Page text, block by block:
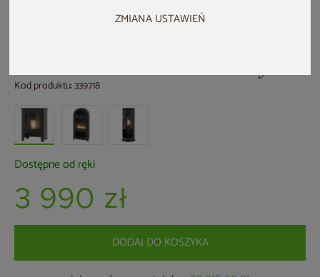
ZMIANA USTAWIEŃ
Biokominek Infire Incoza 1 czarny
Kod produktu: 339718
Dostępne od ręki
3 990 zł
DODAJ DO KOSZYKA